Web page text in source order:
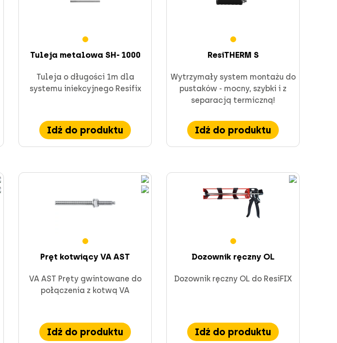
Tuleja metalowa SH- 1000
Tuleja o długości 1m dla
systemu iniekcyjnego Resifix
Idź do produktu
ResiTHERM S
Wytrzymały system montażu do
pustaków - mocny, szybki i z
separacją termiczną!
Idź do produktu
Pręt kotwiący VA AST
VA AST Pręty gwintowane do
połączenia z kotwą VA
Idź do produktu
Dozownik ręczny OL
Dozownik ręczny OL do ResiFIX
Idź do produktu